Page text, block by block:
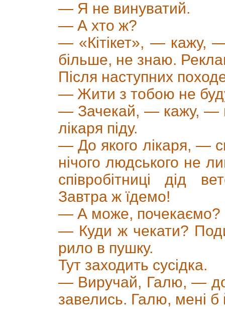
— Я не винуватий.
— А хто ж?
— «Кітікет», — кажу,
більше, не знаю.
Після наступних
— Жити з тобою не
— Зачекай, — кажу, —
лікаря піду.
— До якого лікаря, —
нічого людського не
співробітниці дід
Завтра ж їдемо!
— А може, почекаємо?
— Куди ж чекати?
рило в пушку.
Тут заходить сусідка.
— Виручай, Галю, —
завелись. Галю, мені б